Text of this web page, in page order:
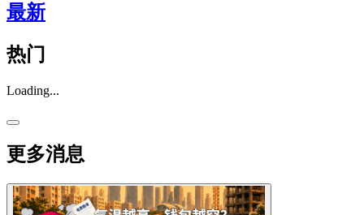
最新
热门
Loading...
更多消息